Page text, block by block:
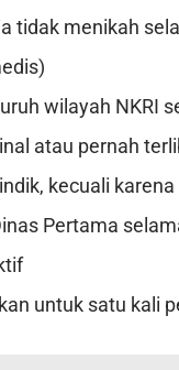
tidak menikah
wilayah NKRI
atau pernah
kecuali
Pertama
untuk satu kali